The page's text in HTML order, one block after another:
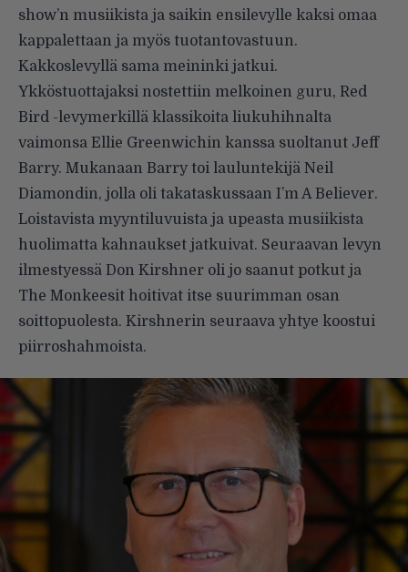
show’n musiikista ja saikin ensilevylle kaksi omaa
kappalettaan ja myös tuotantovastuun.
Kakkoslevyllä sama meininki jatkui.
Ykköstuottajaksi nostettiin melkoinen guru, Red
Bird -levymerkillä klassikoita liukuhihnalta
vaimonsa Ellie Greenwichin kanssa suoltanut Jeff
Barry. Mukanaan Barry toi lauluntekijä Neil
Diamondin, jolla oli takataskussaan I’m A Believer.
Loistavista myyntiluvuista ja upeasta musiikista
huolimatta kahnaukset jatkuivat. Seuraavan levyn
ilmestyessä Don Kirshner oli jo saanut potkut ja
The Monkeesit hoitivat itse suurimman osan
soittopuolesta. Kirshnerin seuraava yhtye koostui
piirroshahmoista.